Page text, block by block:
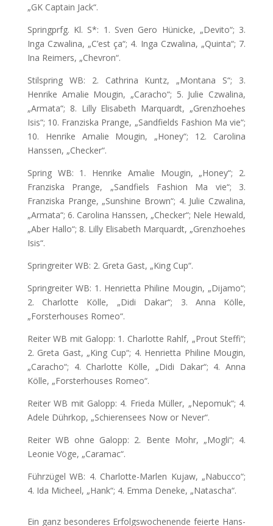
„GK Captain Jack“.
Springprfg. Kl. S*: 1. Sven Gero Hünicke, „Devito“; 3.
Inga Czwalina, „C’est ça“; 4. Inga Czwalina, „Quinta“; 7.
Ina Reimers, „Chevron“.
Stilspring WB: 2. Cathrina Kuntz, „Montana S“; 3.
Henrike Amalie Mougin, „Caracho“; 5. Julie Czwalina,
„Armata“; 8. Lilly Elisabeth Marquardt, „Grenzhoehes
Isis“; 10. Franziska Prange, „Sandfields Fashion Ma vie“;
10. Henrike Amalie Mougin, „Honey“; 12. Carolina
Hanssen, „Checker“.
Spring WB: 1. Henrike Amalie Mougin, „Honey“; 2.
Franziska Prange, „Sandfiels Fashion Ma vie“; 3.
Franziska Prange, „Sunshine Brown“; 4. Julie Czwalina,
„Armata“; 6. Carolina Hanssen, „Checker“; Nele Hewald,
„Aber Hallo“; 8. Lilly Elisabeth Marquardt, „Grenzhoehes
Isis“.
Springreiter WB: 2. Greta Gast, „King Cup“.
Springreiter WB: 1. Henrietta Philine Mougin, „Dijamo“;
2. Charlotte Kölle, „Didi Dakar“; 3. Anna Kölle,
„Forsterhouses Romeo“.
Reiter WB mit Galopp: 1. Charlotte Rahlf, „Prout Steffi“;
2. Greta Gast, „King Cup“; 4. Henrietta Philine Mougin,
„Caracho“; 4. Charlotte Kölle, „Didi Dakar“; 4. Anna
Kölle, „Forsterhouses Romeo“.
Reiter WB mit Galopp: 4. Frieda Müller, „Nepomuk“; 4.
Adele Dührkop, „Schierensees Now or Never“.
Reiter WB ohne Galopp: 2. Bente Mohr, „Mogli“; 4.
Leonie Vöge, „Caramac“.
Führzügel WB: 4. Charlotte-Marlen Kujaw, „Nabucco“;
4. Ida Micheel, „Hank“; 4. Emma Deneke, „Natascha“.
Ein ganz besonderes Erfolgswochenende feierte Hans-